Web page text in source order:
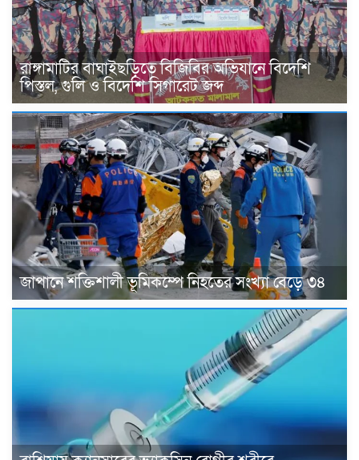
রাঙ্গামাটির বাঘাইছড়িতে বিজিবির অভিযানে বিদেশি
পিস্তল, গুলি ও বিদেশি সিগারেট জব্দ
জাপানে শক্তিশালী ভূমিকম্পে নিহতের সংখ্যা বেড়ে ৩৪